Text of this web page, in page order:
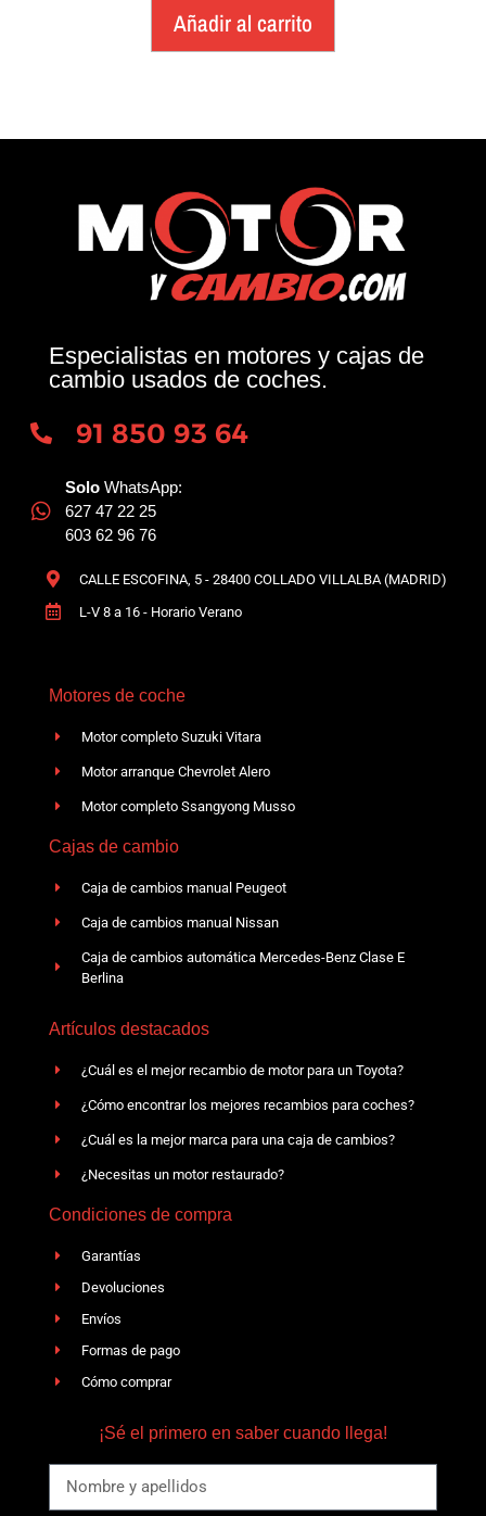
Añadir al carrito
Especialistas en motores y cajas de
cambio usados de coches.
91 850 93 64
Solo WhatsApp:
627 47 22 25
603 62 96 76
CALLE ESCOFINA, 5 - 28400 COLLADO VILLALBA (MADRID)
L-V 8 a 16 - Horario Verano
Motores de coche
Motor completo Suzuki Vitara
Motor arranque Chevrolet Alero
Motor completo Ssangyong Musso
Cajas de cambio
Caja de cambios manual Peugeot
Caja de cambios manual Nissan
Caja de cambios automática Mercedes-Benz Clase E
Berlina
Artículos destacados
¿Cuál es el mejor recambio de motor para un Toyota?
¿Cómo encontrar los mejores recambios para coches?
¿Cuál es la mejor marca para una caja de cambios?
¿Necesitas un motor restaurado?
Condiciones de compra
Garantías
Devoluciones
Envíos
Formas de pago
Cómo comprar
¡Sé el primero en saber cuando llega!